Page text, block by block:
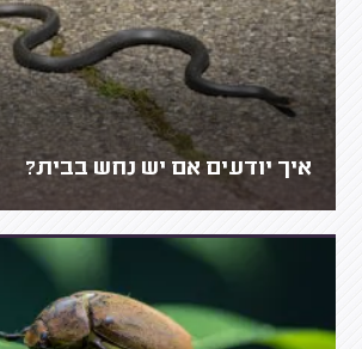
איך יודעים אם יש נחש בבית?